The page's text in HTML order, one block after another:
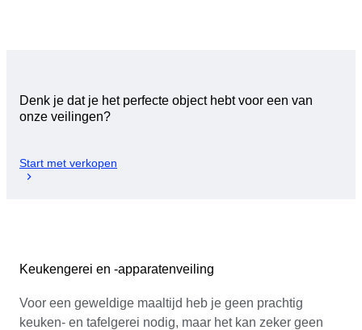
Denk je dat je het perfecte object hebt voor een van
onze veilingen?
Start met verkopen
Keukengerei en -apparatenveiling
Voor een geweldige maaltijd heb je geen prachtig
keuken- en tafelgerei nodig, maar het kan zeker geen